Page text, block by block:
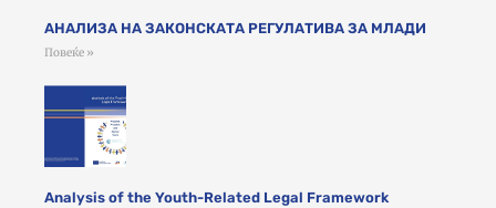
АНАЛИЗА НА ЗАКОНСКАТА РЕГУЛАТИВА ЗА МЛАДИ
Повеќе »
Analysis of the Youth-Related Legal Framework